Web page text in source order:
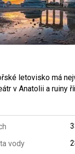
letovisko má
v Anatolii a ruiny
vody